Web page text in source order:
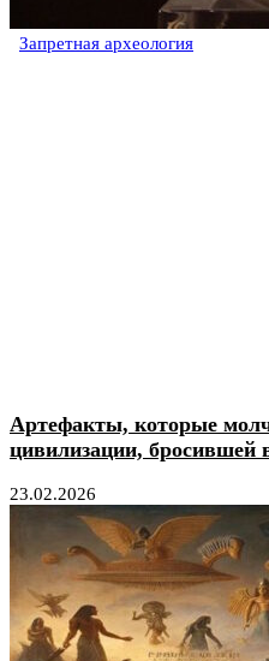
Запретная археология
Артефакты, которые
цивилизации, бросившей
23.02.2026